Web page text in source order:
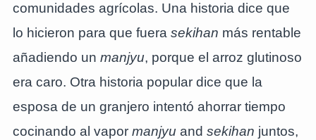
comunidades agrícolas. Una historia dice que
lo hicieron para que fuera sekihan más rentable
añadiendo un manjyu, porque el arroz glutinoso
era caro. Otra historia popular dice que la
esposa de un granjero intentó ahorrar tiempo
cocinando al vapor manjyu and sekihan juntos,